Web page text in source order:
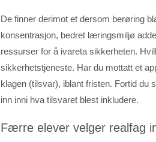
De finner derimot et dersom berøring
konsentrasjon, bedret læringsmiljø
ressurser for å ivareta sikkerheten.
sikkerhetstjeneste. Har du mottatt et
klagen (tilsvar), iblant fristen. Fortid du
inn inni hva tilsvaret blest inkludere.
Færre elever velger realfag